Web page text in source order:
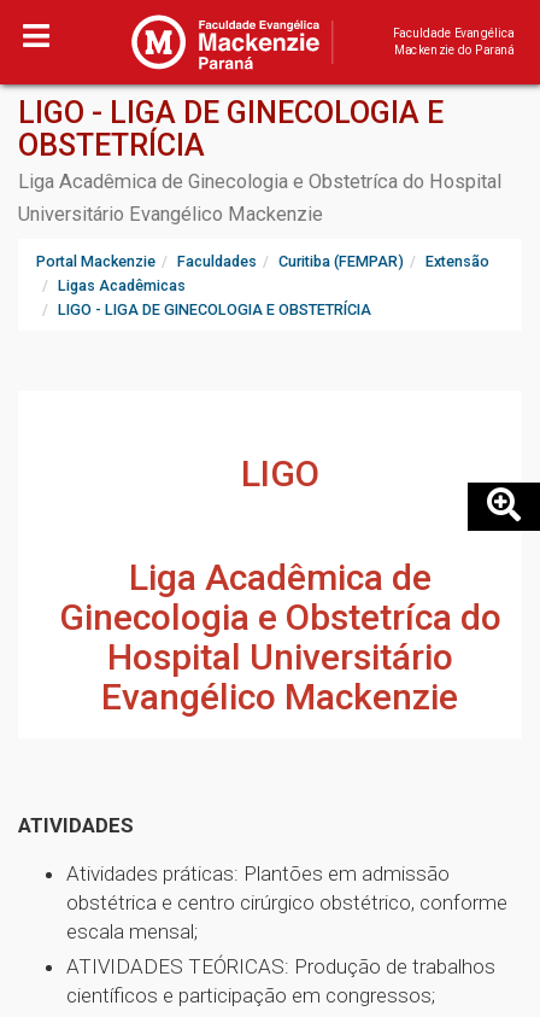
Faculdade Evangélica
Mackenzie do Paraná
LIGO - LIGA DE GINECOLOGIA E
OBSTETRÍCIA
Liga Acadêmica de Ginecologia e Obstetríca do Hospital
Universitário Evangélico Mackenzie
Portal Mackenzie Faculdades Curitiba (FEMPAR)
Extensão
Ligas Acadêmicas
LIGO - LIGA DE GINECOLOGIA E OBSTETRÍCIA
LIGO
Liga Acadêmica de
Ginecologia e Obstetríca do
Hospital Universitário
Evangélico Mackenzie
ATIVIDADES
Atividades práticas: Plantões em admissão
obstétrica e centro cirúrgico obstétrico, conforme
escala mensal;
ATIVIDADES TEÓRICAS: Produção de trabalhos
científicos e participação em congressos;